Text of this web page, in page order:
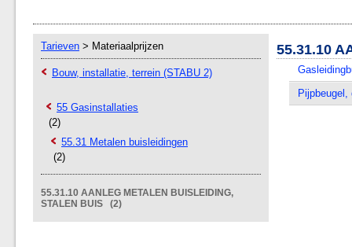
Tarieven > Materiaalprijzen
Bouw, installatie, terrein (STABU 2)
55 Gasinstallaties
(2)
55.31 Metalen buisleidingen
(2)
55.31.10 AANLEG METALEN BUISLEIDING,
STALEN BUIS (2)
55.31.10
Pijpbeugel,